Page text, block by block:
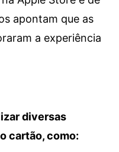
apontam que as
a experiência
diversas
cartão, como: